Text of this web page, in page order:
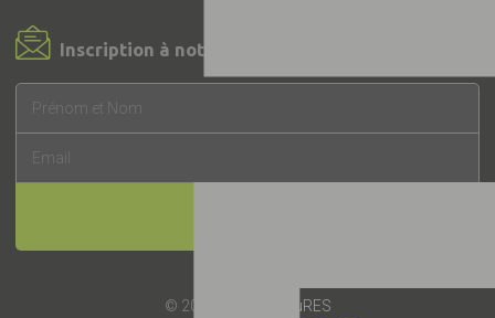
Inscription à notre Newsletter !
© 2019 -
Label EquuRES